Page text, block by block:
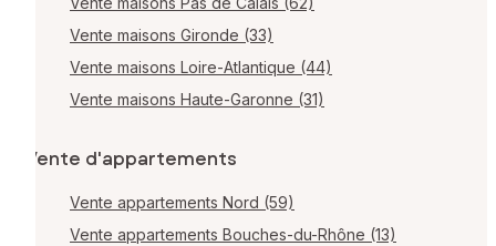
Vente maisons Gironde (33)
Vente maisons Loire-Atlantique (44)
Vente maisons Haute-Garonne (31)
Vente d'appartements
Vente appartements Nord (59)
Vente appartements Bouches-du-Rhône (13)